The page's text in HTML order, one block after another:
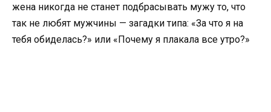
жена никогда не станет подбрасывать мужу то, что
так не любят мужчины — загадки типа: «За что я на
тебя обиделась?» или «Почему я плакала все утро?»